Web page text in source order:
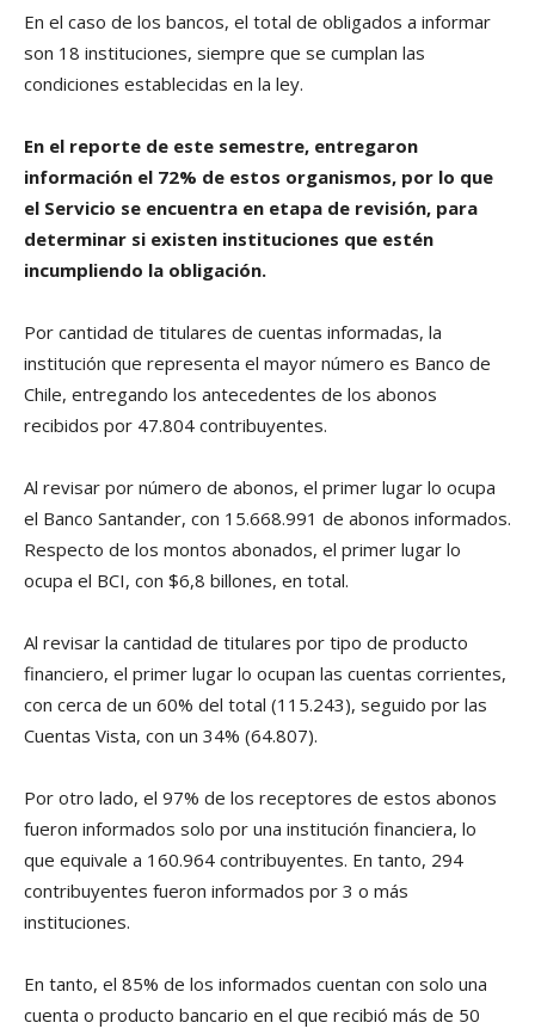
En el caso de los bancos, el total de obligados a informar
son 18 instituciones, siempre que se cumplan las
condiciones establecidas en la ley.
En el reporte de este semestre, entregaron
información el 72% de estos organismos, por lo que
el Servicio se encuentra en etapa de revisión, para
determinar si existen instituciones que estén
incumpliendo la obligación.
Por cantidad de titulares de cuentas informadas, la
institución que representa el mayor número es Banco de
Chile, entregando los antecedentes de los abonos
recibidos por 47.804 contribuyentes.
Al revisar por número de abonos, el primer lugar lo ocupa
el Banco Santander, con 15.668.991 de abonos informados.
Respecto de los montos abonados, el primer lugar lo
ocupa el BCI, con $6,8 billones, en total.
Al revisar la cantidad de titulares por tipo de producto
financiero, el primer lugar lo ocupan las cuentas corrientes,
con cerca de un 60% del total (115.243), seguido por las
Cuentas Vista, con un 34% (64.807).
Por otro lado, el 97% de los receptores de estos abonos
fueron informados solo por una institución financiera, lo
que equivale a 160.964 contribuyentes. En tanto, 294
contribuyentes fueron informados por 3 o más
instituciones.
En tanto, el 85% de los informados cuentan con solo una
cuenta o producto bancario en el que recibió más de 50